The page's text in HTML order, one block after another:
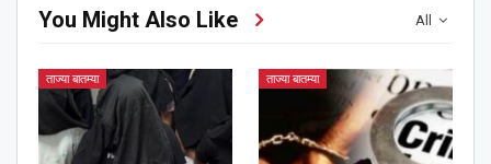
All
You Might Also Like
ताज्या बातम्या ताज्या बातम्या